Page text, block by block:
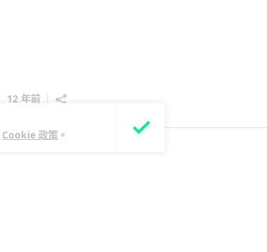
Cookie 政策 。
12 年前